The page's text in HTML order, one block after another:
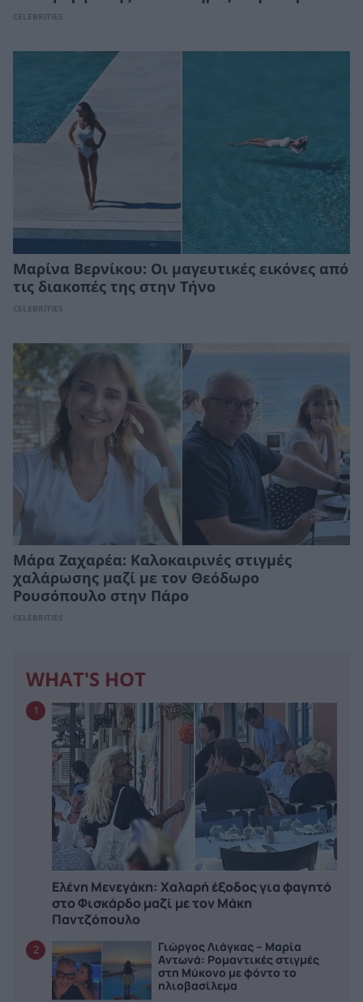
CELEBRITIES
Μαρίνα Βερνίκου: Οι μαγευτικές εικόνες από
τις διακοπές της στην Τήνο
CELEBRITIES
Μάρα Ζαχαρέα: Καλοκαιρινές στιγμές
χαλάρωσης μαζί με τον Θεόδωρο
Ρουσόπουλο στην Πάρο
CELEBRITIES
WHAT'S HOT
1
Ελένη Μενεγάκη: Χαλαρή έξοδος για φαγητό
στο Φισκάρδο μαζί με τον Μάκη
Παντζόπουλο
2
Γιώργος Λιάγκας – Μαρία
Αντωνά: Ρομαντικές στιγμές
στη Μύκονο με φόντο το
ηλιοβασίλεμα